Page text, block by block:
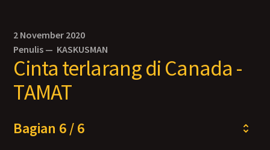
2 November 2020
Penulis — KASKUSMAN
Cinta terlarang di Canada -
TAMAT
Bagian 6 / 6